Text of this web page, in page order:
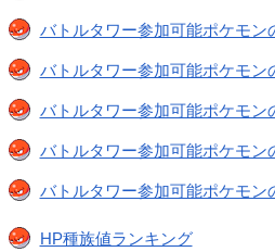
バトルタワー参加可能ポケモ
バトルタワー参加可能ポケモ
バトルタワー参加可能ポケモ
バトルタワー参加可能ポケモ
バトルタワー参加可能ポケモ
HP種族値ランキング